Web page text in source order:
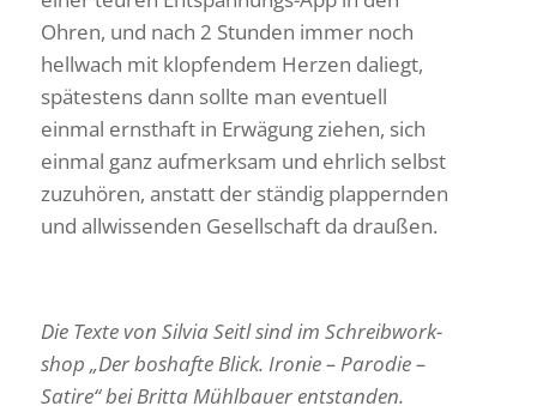
Ohren, und nach 2 Stunden immer noch
hell­wach mit klop­fendem Herzen daliegt,
spätes­tens dann sollte man even­tuell
einmal ernst­haft in Erwä­gung ziehen, sich
einmal ganz aufmerksam und ehrlich selbst
zuzu­hören, anstatt der ständig plap­pernden
und allwis­senden Gesell­schaft da draußen.
Die Texte von Silvia Seitl sind im Schreib­work­
shop „Der boshafte Blick. Ironie – Parodie –
Satire“ bei Britta Mühl­bauer entstanden.